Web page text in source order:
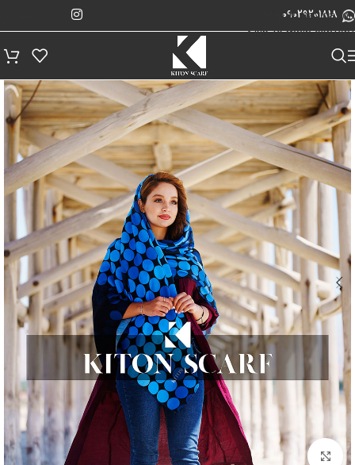
Skip to navigation
Skip to main content
09029201818
بزرگنمایی تصویر